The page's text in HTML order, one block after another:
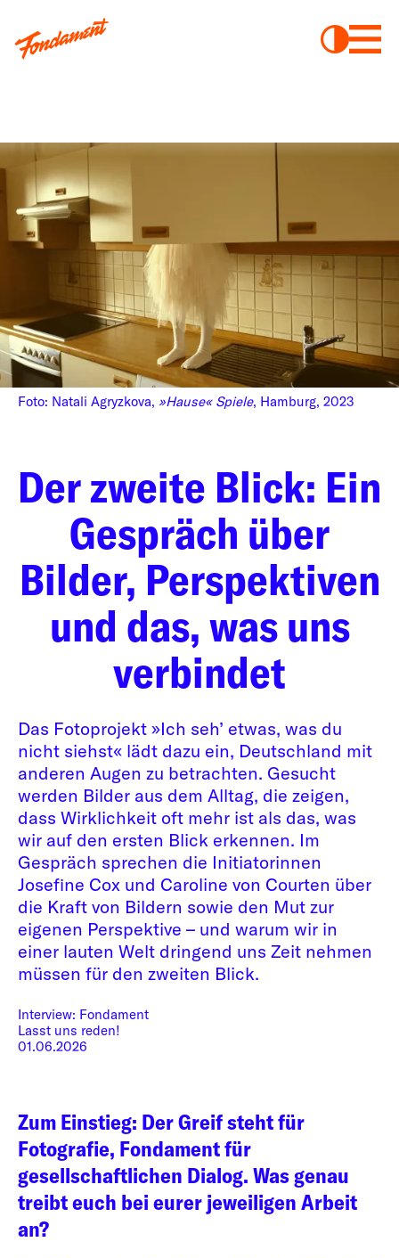
Foto: Natali Agryzkova, »Hause« Spiele, Hamburg, 2023
Der zweite Blick: Ein
Gespräch über
Bilder, Perspektiven
und das, was uns
verbindet
Das Fotoprojekt »Ich seh’ etwas, was du
nicht siehst« lädt dazu ein, Deutschland mit
anderen Augen zu betrachten. Gesucht
werden Bilder aus dem Alltag, die zeigen,
dass Wirklichkeit oft mehr ist als das, was
wir auf den ersten Blick erkennen. Im
Gespräch sprechen die Initiatorinnen
Josefine Cox und Caroline von Courten über
die Kraft von Bildern sowie den Mut zur
eigenen Perspektive – und warum wir in
einer lauten Welt dringend uns Zeit nehmen
müssen für den zweiten Blick.
Interview: Fondament
Lasst uns reden!
01.06.2026
Zum Einstieg: Der Greif steht für
Fotografie, Fondament für
gesellschaftlichen Dialog. Was genau
treibt euch bei eurer jeweiligen Arbeit
an?